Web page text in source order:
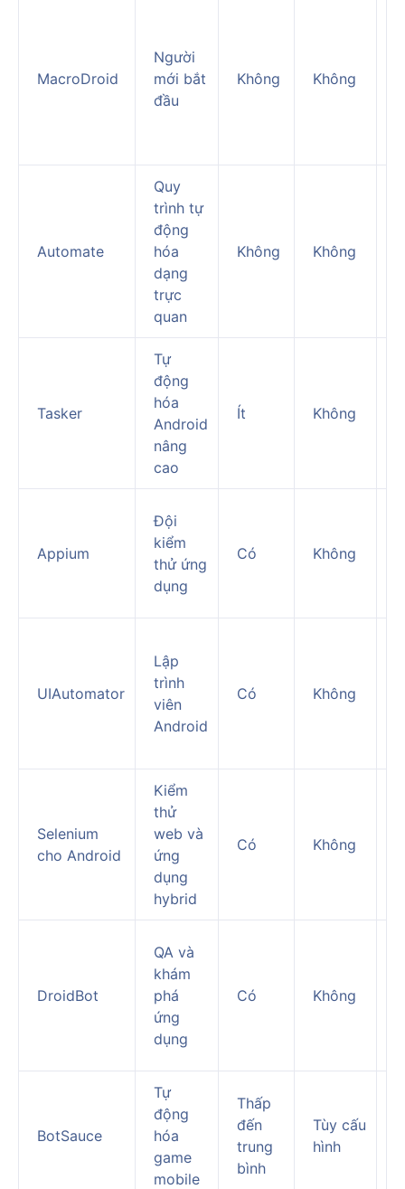
MacroDroid
Người
mới bắt
đầu
Không Không
Automate
Quy
trình tự
động
hóa
dạng
trực
quan
Không Không
Tasker
Tự
động
hóa
Android
nâng
cao
Ít Không
Appium
Đội
kiểm
thử ứng
dụng
Có Không
UIAutomator
Lập
trình
viên
Android
Có Không
Selenium
cho Android
Kiểm
thử
web và
ứng
dụng
hybrid
Có Không
DroidBot
QA và
khám
phá
ứng
dụng
Có Không
BotSauce
Tự
động
hóa
game
mobile
Thấp
đến
trung
bình
Tùy cấu
hình